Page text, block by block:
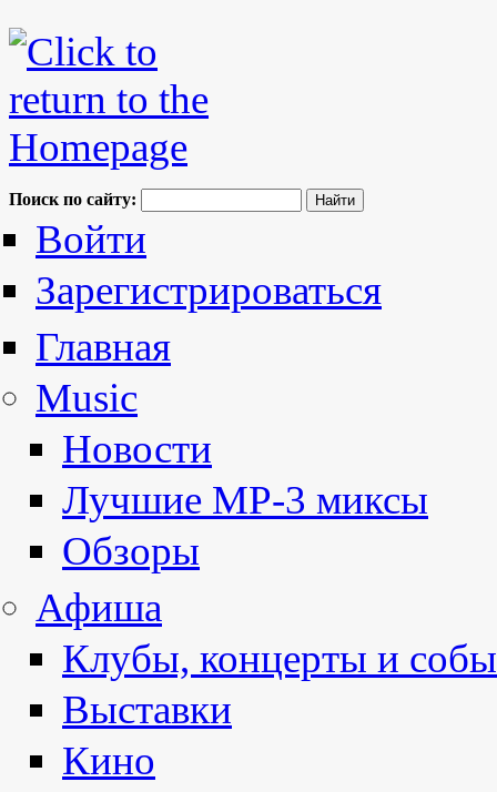
Поиск по сайту:
Войти
Зарегистрироваться
Главная
Music
Новости
Лучшие MP-3 миксы
Обзоры
Афиша
Клубы, концерты и
Выставки
Кино